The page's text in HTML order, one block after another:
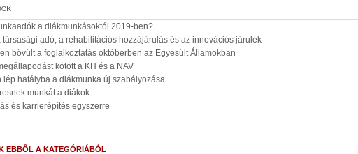
a diákmunkásoktól 2019-ben?
társasági adó, a rehabilitációs hozzájárulás és az innovációs járulék
bővült a foglalkoztatás októberben az Egyesült Államokban
kötött a KH és a NAV
lép hatályba a diákmunka új szabályozása
munkát a diákok
és karrierépítés egyszerre
EBBŐL A KATEGÓRIÁBÓL